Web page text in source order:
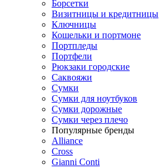
Борсетки
Визитницы и кредитницы
Ключницы
Кошельки и портмоне
Портпледы
Портфели
Рюкзаки городские
Саквояжи
Сумки
Сумки для ноутбуков
Сумки дорожные
Сумки через плечо
Популярные бренды
Alliance
Cross
Gianni Conti